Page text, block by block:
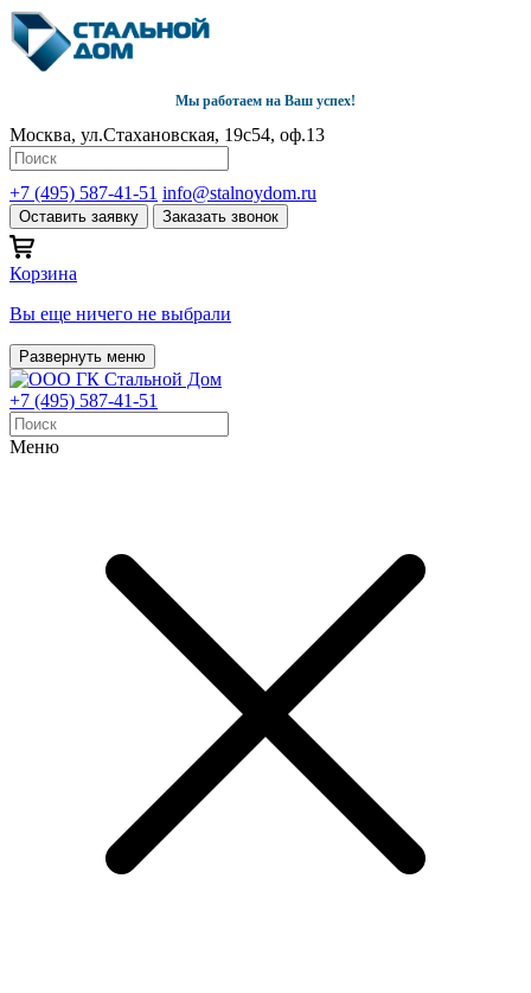
Мы работаем на Ваш успех!
Москва, ул.Стахановская, 19с54, оф.13
+7 (495) 587-41-51 info@stalnoydom.ru
Оставить заявку Заказать звонок
Корзина
Вы еще ничего не выбрали
Развернуть меню
+7 (495) 587-41-51
Меню